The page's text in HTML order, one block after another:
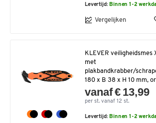
Levertijd:Binnen 1-2
Vergelijken
KLEVER veiligheidsmes
met
plakbandkrabber/
180 x B 38 x H 10 mm,
vanaf € 13,99
per st. vanaf 12 st.
Levertijd:Binnen 1-2